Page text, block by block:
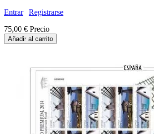
Entrar| Registrarse
75,00 € Precio
Añadir al carrito